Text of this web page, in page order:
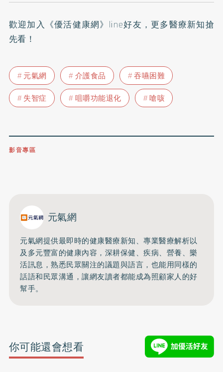
歡迎加入 《優活健康網》line好友 ，更多醫療新知搶
先看！
元氣網 介護食品
吞嚥困難
失智症
咀嚼功能退化 嗆咳
影音專區
元氣網
元氣網提供最即時的健康醫療新知、專業醫療解析以
及多元豐富的健康內容，深耕保健、疾病、營養、樂
活訊息，熟悉民眾關注的議題與語言， 也能用同樣的
話語和民眾溝通，讓網友讀者都能成為照顧家人的好
幫手。
你可能還會想看